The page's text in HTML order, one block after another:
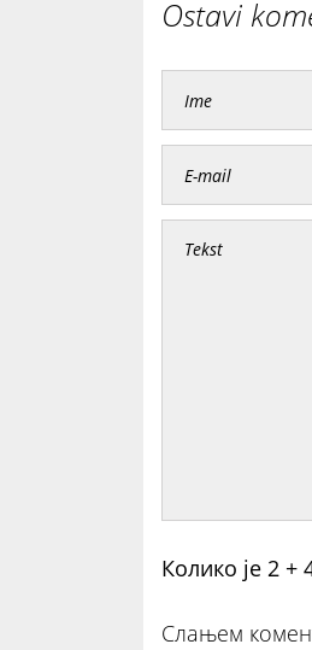
Ostavi
Колико је 2 +
Слањем